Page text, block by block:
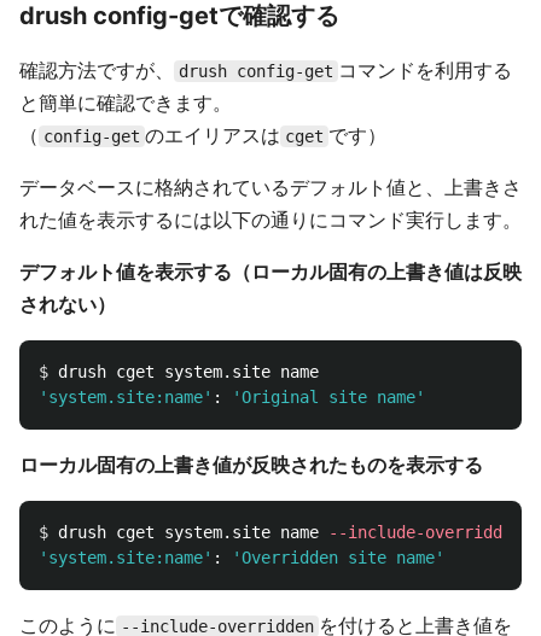
drush config-getで確認する
確認方法ですが、 drush config-get コマンドを利用する
と簡単に確認できます。
（ config-get のエイリアスは cget です）
データベースに格納されているデフォルト値と、上書きさ
れた値を表示するには以下の通りにコマンド実行します。
デフォルト値を表示する（ローカル固有の上書き値は反映
されない）
$
'system.site:name' : 'Original site name'
ローカル固有の上書き値が反映されたものを表示する
$ drush cget system.site name
--include-overridden
'system.site:name' : 'Overridden site name'
このように --include-overridden を付けると上書き値を